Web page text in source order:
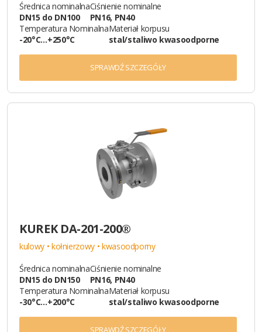
Średnica nominalna
DN15 do DN100
Ciśnienie nominalne
PN16, PN40
Temperatura Nominalna
-20°C…+250°C
Materiał korpusu
stal/staliwo kwasoodporne
SPRAWDŹ SZCZEGÓŁY
KUREK DA-201-200®
kulowy • kołnierzowy • kwasoodporny
Średnica nominalna
DN15 do DN150
Ciśnienie nominalne
PN16, PN40
Temperatura Nominalna
-30°C…+200°C
Materiał korpusu
stal/staliwo kwasoodporne
SPRAWDŹ SZCZEGÓŁY